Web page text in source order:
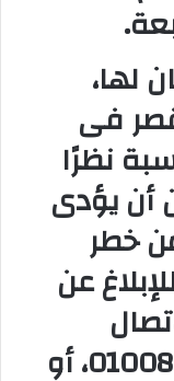
.
لها،
فى
نظرًا
أن يؤدى
خطر
عن
بالخط الساخن: 01008806466، أو